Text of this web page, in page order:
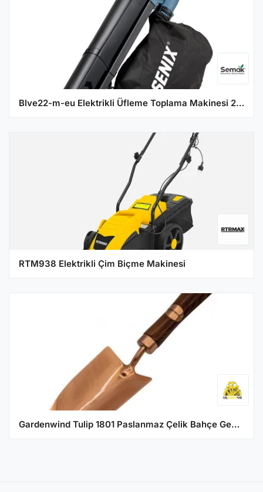
Blve22-m-eu Elektrikli Üfleme Toplama Makinesi 2200W
RTM938 Elektrikli Çim Biçme Makinesi
Gardenwind Tulip 1801 Paslanmaz Çelik Bahçe Geniş Kürek